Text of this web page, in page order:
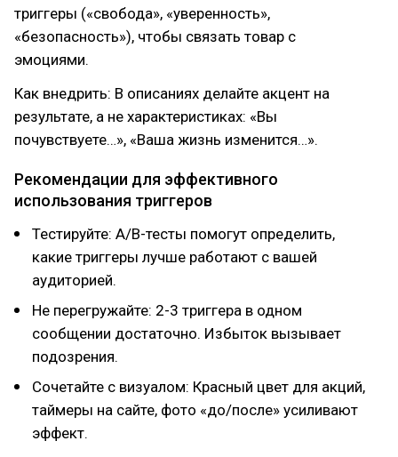
триггеры («свобода», «уверенность»,
«безопасность»), чтобы связать товар с
эмоциями.
Как внедрить: В описаниях делайте акцент на
результате, а не характеристиках: «Вы
почувствуете…», «Ваша жизнь изменится…».
Рекомендации для эффективного
использования триггеров
Тестируйте: A/B-тесты помогут определить,
какие триггеры лучше работают с вашей
аудиторией.
Не перегружайте: 2-3 триггера в одном
сообщении достаточно. Избыток вызывает
подозрения.
Сочетайте с визуалом: Красный цвет для акций,
таймеры на сайте, фото «до/после» усиливают
эффект.